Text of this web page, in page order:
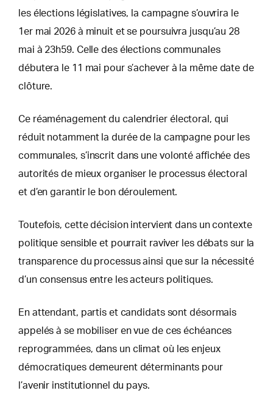
les élections législatives, la campagne s’ouvrira le
1er mai 2026 à minuit et se poursuivra jusqu’au 28
mai à 23h59. Celle des élections communales
débutera le 11 mai pour s’achever à la même date de
clôture.
Ce réaménagement du calendrier électoral, qui
réduit notamment la durée de la campagne pour les
communales, s’inscrit dans une volonté affichée des
autorités de mieux organiser le processus électoral
et d’en garantir le bon déroulement.
Toutefois, cette décision intervient dans un contexte
politique sensible et pourrait raviver les débats sur la
transparence du processus ainsi que sur la nécessité
d’un consensus entre les acteurs politiques.
En attendant, partis et candidats sont désormais
appelés à se mobiliser en vue de ces échéances
reprogrammées, dans un climat où les enjeux
démocratiques demeurent déterminants pour
l’avenir institutionnel du pays.